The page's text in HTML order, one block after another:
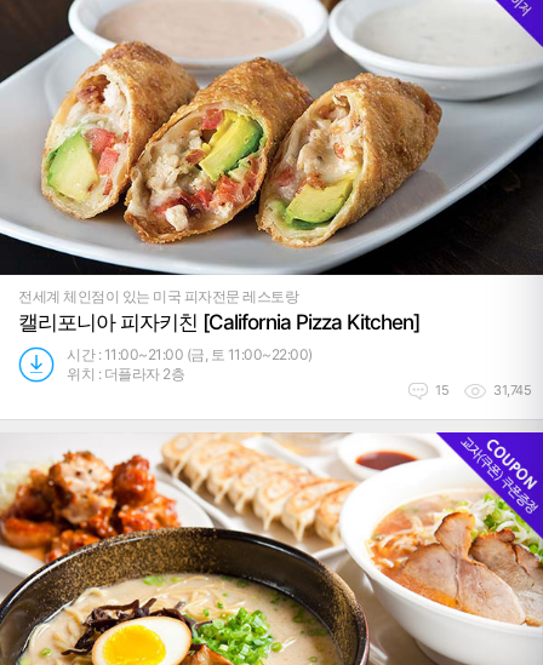
전세계 체인점이 있는 미국 피자전문 레스토랑
캘리포니아 피자키친 [California Pizza Kitchen]
시간 : 11:00~21:00 (금, 토 11:00~22:00)
위치 : 더플라자 2층
15 31,745